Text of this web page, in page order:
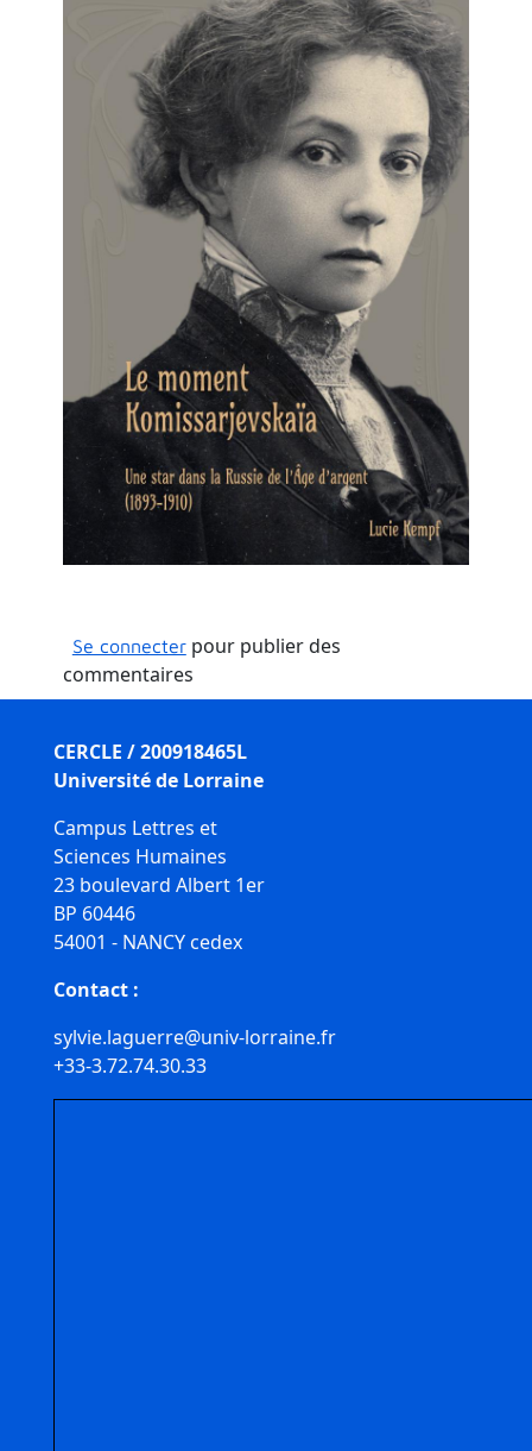
Se connecterpour publier des
commentaires
CERCLE / 200918465L
Université de Lorraine
Campus Lettres et
Sciences Humaines
23 boulevard Albert 1er
BP 60446
54001 - NANCY cedex
Contact :
sylvie.laguerre@univ-lorraine.fr
+33-3.72.74.30.33